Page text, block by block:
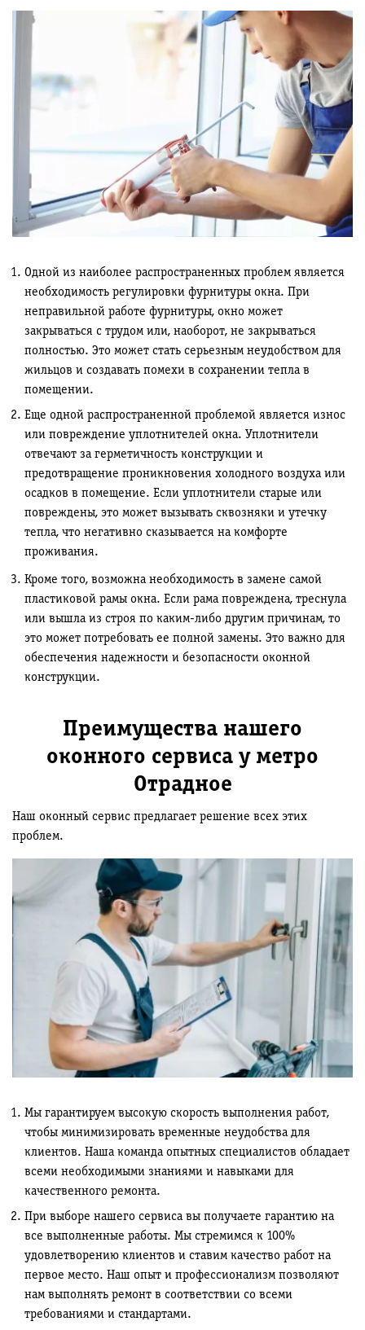
Одной из наиболее распространенных проблем является
необходимость регулировки фурнитуры окна. При
неправильной работе фурнитуры, окно может
закрываться с трудом или, наоборот, не закрываться
полностью. Это может стать серьезным неудобством для
жильцов и создавать помехи в сохранении тепла в
помещении.
Еще одной распространенной проблемой является износ
или повреждение уплотнителей окна. Уплотнители
отвечают за герметичность конструкции и
предотвращение проникновения холодного воздуха или
осадков в помещение. Если уплотнители старые или
повреждены, это может вызывать сквозняки и утечку
тепла, что негативно сказывается на комфорте
проживания.
Кроме того, возможна необходимость в замене самой
пластиковой рамы окна. Если рама повреждена, треснула
или вышла из строя по каким-либо другим причинам, то
это может потребовать ее полной замены. Это важно для
обеспечения надежности и безопасности оконной
конструкции.
Преимущества нашего
оконного сервиса у метро
Отрадное
Наш оконный сервис предлагает решение всех этих
проблем.
Мы гарантируем высокую скорость выполнения работ,
чтобы минимизировать временные неудобства для
клиентов. Наша команда опытных специалистов обладает
всеми необходимыми знаниями и навыками для
качественного ремонта.
При выборе нашего сервиса вы получаете гарантию на
все выполненные работы. Мы стремимся к 100%
удовлетворению клиентов и ставим качество работ на
первое место. Наш опыт и профессионализм позволяют
нам выполнять ремонт в соответствии со всеми
требованиями и стандартами.